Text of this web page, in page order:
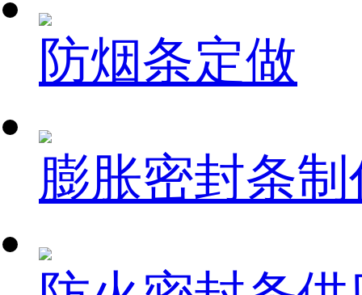
防烟条定做
膨胀密封条